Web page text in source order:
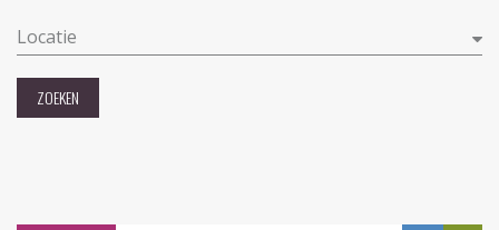
Locatie
ZOEKEN